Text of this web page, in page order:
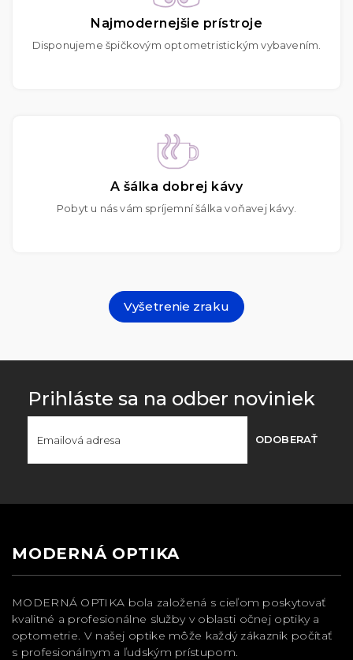
Najmodernejšie prístroje
Disponujeme špičkovým optometristickým vybavením.
A šálka dobrej kávy
Pobyt u nás vám spríjemní šálka voňavej kávy.
Vyšetrenie zraku
Prihláste sa na odber noviniek
ODOBERAŤ
MODERNÁ OPTIKA
MODERNÁ OPTIKA bola založená s cieľom poskytovať
kvalitné a profesionálne služby v oblasti očnej optiky a
optometrie. V našej optike môže každý zákazník počítať
s profesionálnym a ľudským prístupom.